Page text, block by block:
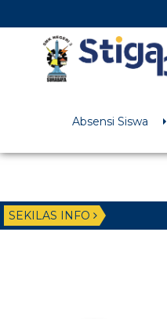
: Function
/home/u6225882/
Absensi Siswa
SEKILAS INFO